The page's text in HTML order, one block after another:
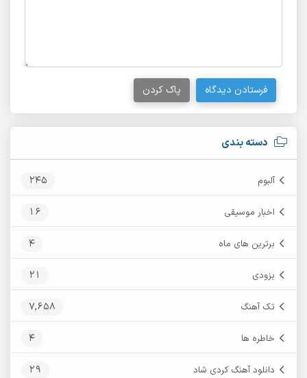
دسته بندی
آلبوم 245
اخبار موسیقی 16
برترین های ماه 4
بزودی 21
تک آهنگ 7,658
خاطره ها 4
دانلود آهنگ کردی شاد 29
فرستادن دیدگاه پاک کردن